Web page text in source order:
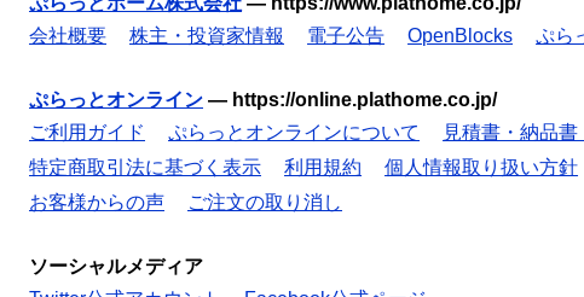
会社概要
株主・投資家情報 電子公告 OpenBlocks ぷら
ぷらっとオンライン — https://online.plathome.co.jp/
ご利用ガイド
ぷらっとオンラインについて 見積書・納品
特定商取引法に基づく表示
利用規約 個人情報取り扱い方針
お客様からの声
ご注文の取り消し
ソーシャルメディア